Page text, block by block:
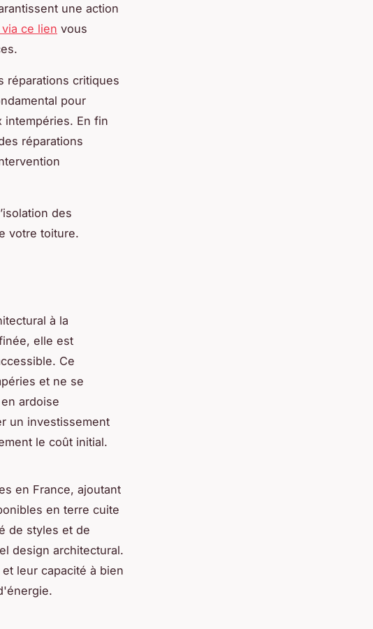
une action
ce lien vous
réparations critiques
pour
En fin
réparations
des
votre toiture.
à la
elle est
Ce
et ne se
ardoise
un investissement
le coût initial.
en France, ajoutant
en terre cuite
de styles et de
design architectural.
leur capacité à bien